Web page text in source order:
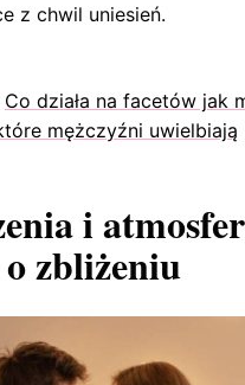
z chwil uniesień.
Co działa na facetów jak
mężczyźni uwielbiają
i
zbliżeniu